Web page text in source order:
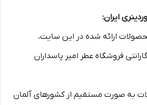
ایران:
ارائه شده در این سایت،
فروشگاه عطر امیر پاسداران
به صورت مستقیم از کشورهای آلمان